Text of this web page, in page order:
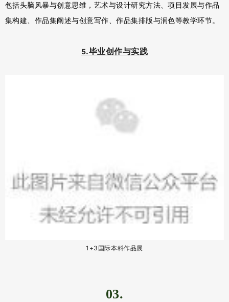
包括头脑风暴与创意思维，艺术与设计研究方法、项目发展与作品
集构建、作品集阐述与创意写作、作品集排版与润色等教学环节。
5.毕业创作与实践
1+3国际本科作品展
03.